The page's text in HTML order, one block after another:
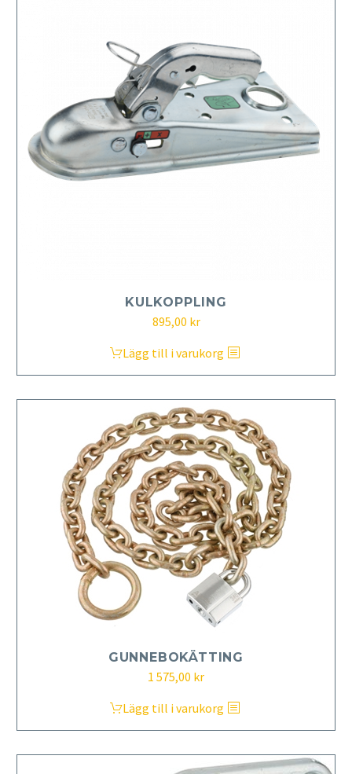
olika
alternativen
kan
väljas
produktsidan
KULKOPPLING
895,00 kr
Lägg till i varukorg
GUNNEBOKÄTTING
1 575,00 kr
Lägg till i varukorg